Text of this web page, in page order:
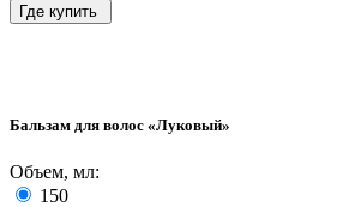
Где купить
Бальзам для волос «Луковый»
Объем, мл:
150